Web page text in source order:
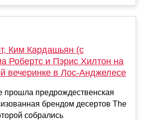
Ким Кардашьян (с
Робертс и Пэрис Хилтон на
вечеринке в Лос-Анджелесе
прошла предрождественская
брендом десертов The
собрались